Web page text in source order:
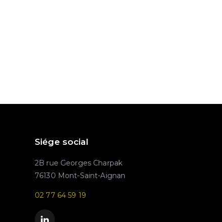
Siége social
2B rue Georges Charpak
76130 Mont-Saint-Aignan
02 77 64 59 19